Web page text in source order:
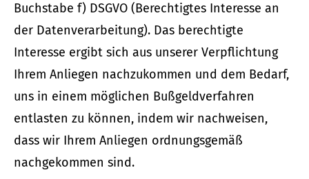
Buchstabe f) DSGVO (Berechtigtes Interesse an
der Datenverarbeitung). Das berechtigte
Interesse ergibt sich aus unserer Verpflichtung
Ihrem Anliegen nachzukommen und dem Bedarf,
uns in einem möglichen Bußgeldverfahren
entlasten zu können, indem wir nachweisen,
dass wir Ihrem Anliegen ordnungsgemäß
nachgekommen sind.